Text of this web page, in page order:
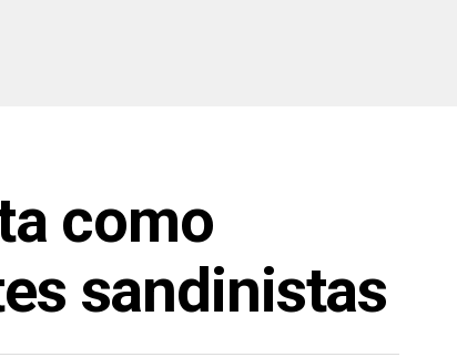
como
sandinistas